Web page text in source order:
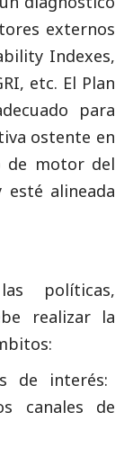
externos
Indexes,
etc. El Plan
para
ostente en
de motor del
alineada
políticas,
realizar la
de interés:
canales de